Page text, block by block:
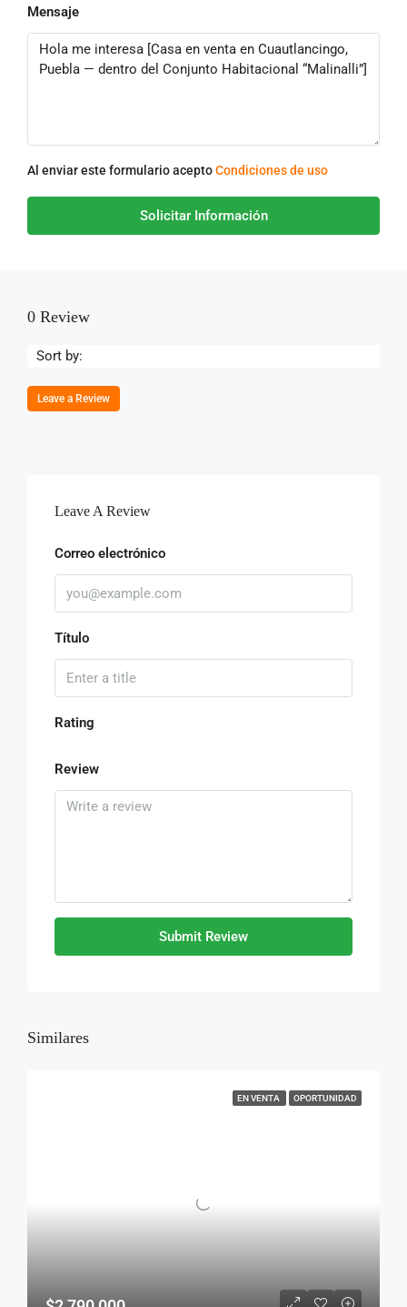
Mensaje
Al enviar este formulario aceptoCondiciones de uso
Solicitar Información
0 Review
Sort by:
Leave a Review
Leave A Review
Correo electrónico
Título
Rating
Review
Submit Review
Similares
EN VENTA OPORTUNIDAD